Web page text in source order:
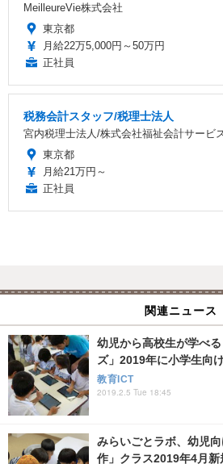
MeilleureVie株式会社
東京都
月給22万5,000円～50万円
正社員
税務会計スタッフ/税理士法人
宮内税理士法人/株式会社福祉会計サービ
東京都
月給21万円～
正社員
関連ニュース
幼児から高校生が学べ
ズ」2019年に小学生向
教育ICT
2019.2.5 Tue 18:45
みらいごとラボ、幼児
作」クラス2019年4月新